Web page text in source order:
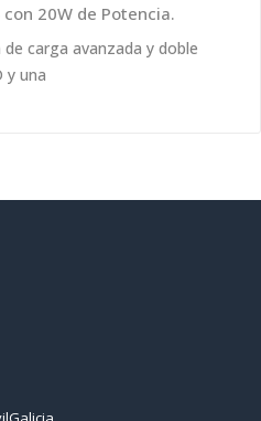
20W de Potencia.
carga avanzada y doble
y una